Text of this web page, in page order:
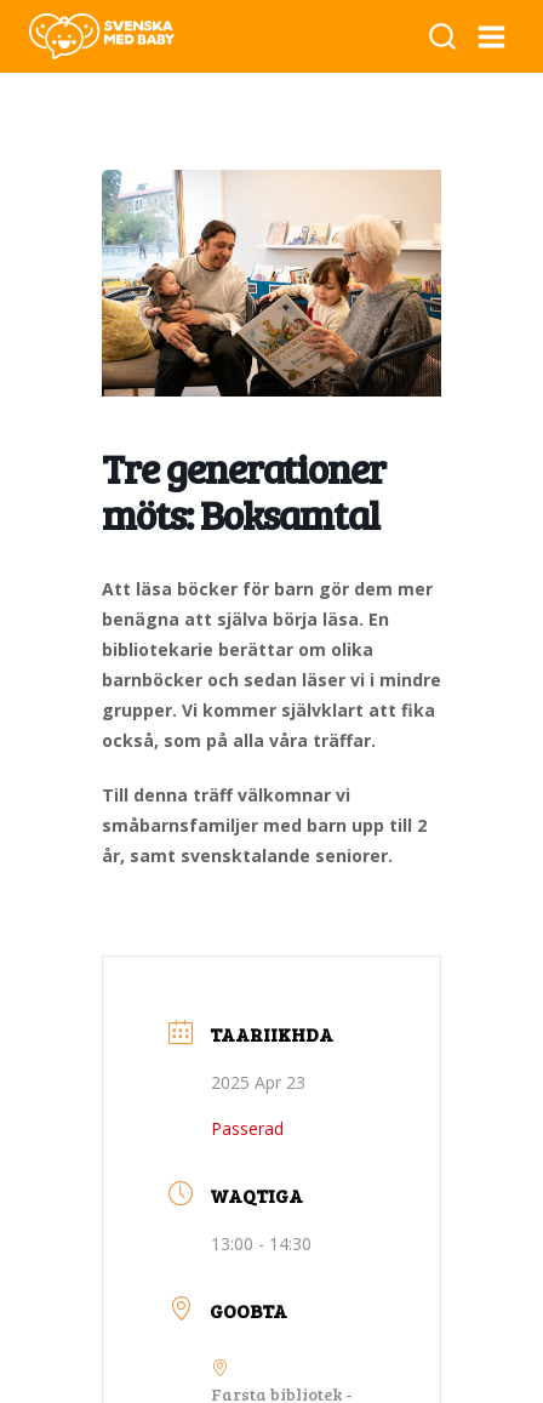
Tre generationer
möts: Boksamtal
Att läsa böcker för barn gör dem mer
benägna att själva börja läsa. En
bibliotekarie berättar om olika
barnböcker och sedan läser vi i mindre
grupper. Vi kommer självklart att fika
också, som på alla våra träffar.
Till denna träff välkomnar vi
småbarnsfamiljer med barn upp till 2
år, samt svensktalande seniorer.
TAARIIKHDA
2025 Apr 23
Passerad
WAQTIGA
13:00 - 14:30
GOOBTA
Farsta bibliotek -